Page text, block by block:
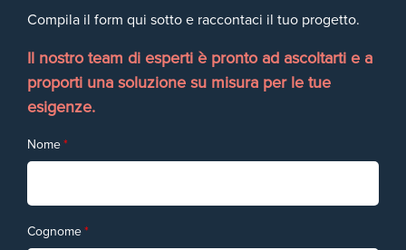
Compila il form qui sotto e raccontaci il tuo progetto.
Il nostro team di esperti è pronto ad ascoltarti e a
proporti una soluzione su misura per le tue
esigenze.
Nome*
Cognome*